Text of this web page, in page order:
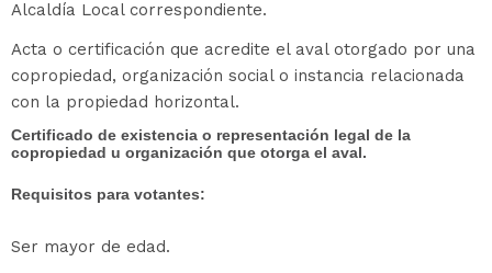
Alcaldía Local correspondiente.
Acta o certificación que acredite el aval otorgado por una
copropiedad, organización social o instancia relacionada
con la propiedad horizontal.
Certificado de existencia o representación legal de la
copropiedad u organización que otorga el aval.
Requisitos para votantes:
Ser mayor de edad.